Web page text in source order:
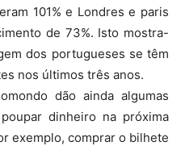
101% e Londres e paris
de 73%. Isto mostra-
dos portugueses se têm
nos últimos três anos.
dão ainda algumas
dinheiro na próxima
exemplo, comprar o bilhete